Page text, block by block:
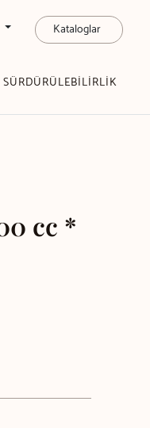
Kataloglar
SÜRDÜRÜLEBİLİRLİK
cc *